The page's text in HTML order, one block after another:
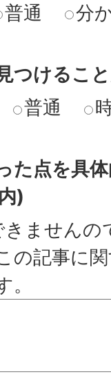
普通 分
つけるこ
普通
た点を具
)
ませんの
の記事に